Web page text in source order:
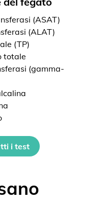
(ASAT)
(ALAT)
(TP)
totale
(gamma-
i test